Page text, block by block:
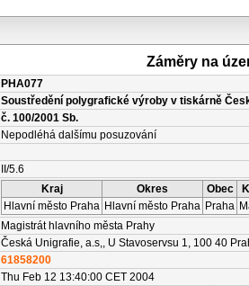
Záměry na
PHA077
Soustředění polygrafické výroby v tiskárně
č. 100/2001 Sb.
Nepodléhá dalšímu posuzování
II/5.6
Kraj Okres Obec
Hlavní město Praha Hlavní město Praha Praha
Magistrát hlavního města Prahy
Česká Unigrafie, a.s,, U Stavoservsu 1, 100 40
61858200
Thu Feb 12 13:40:00 CET 2004